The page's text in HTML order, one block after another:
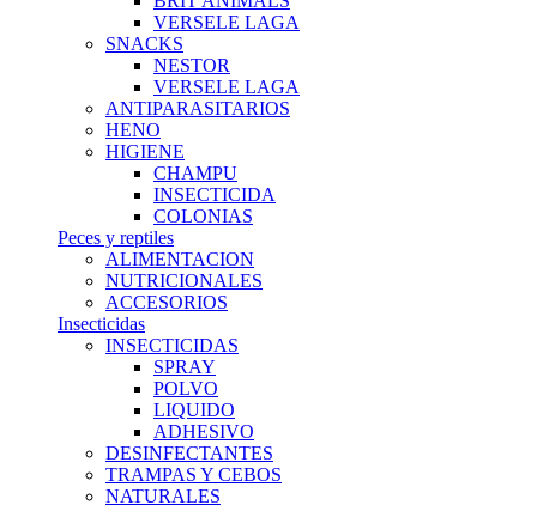
VERSELE LAGA
SNACKS
NESTOR
VERSELE LAGA
ANTIPARASITARIOS
HENO
HIGIENE
CHAMPU
INSECTICIDA
COLONIAS
Peces y reptiles
ALIMENTACION
NUTRICIONALES
ACCESORIOS
Insecticidas
INSECTICIDAS
SPRAY
POLVO
LIQUIDO
ADHESIVO
DESINFECTANTES
TRAMPAS Y CEBOS
NATURALES